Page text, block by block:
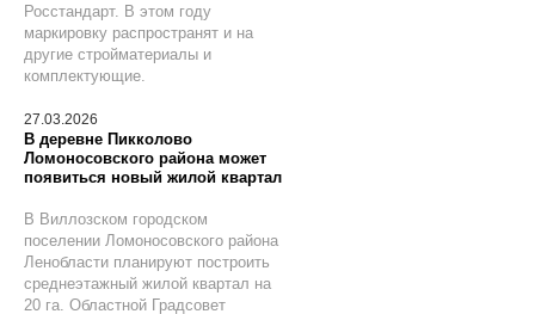
Росстандарт. В этом году
маркировку распространят и на
другие стройматериалы и
комплектующие.
27.03.2026
В деревне Пикколово
Ломоносовского района может
появиться новый жилой квартал
В Виллозском городском
поселении Ломоносовского района
Ленобласти планируют построить
среднеэтажный жилой квартал на
20 га. Областной Градсовет